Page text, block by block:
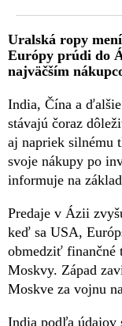
Uralská ropy
Európy prúdi do
najväčším
India, Čína a
stávajú čoraz
aj napriek silnému
svoje nákupy po
informuje na
Predaje v Ázii
keď sa USA,
obmedziť finančné
Moskvy. Západ
Moskve za vojnu
India podľa údajov